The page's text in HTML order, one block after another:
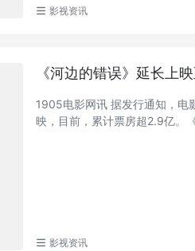
影视资讯
《河边的错误》延长上
1905电影网讯 据发行通知，电
映，目前，累计票房超2.9亿。
影视资讯